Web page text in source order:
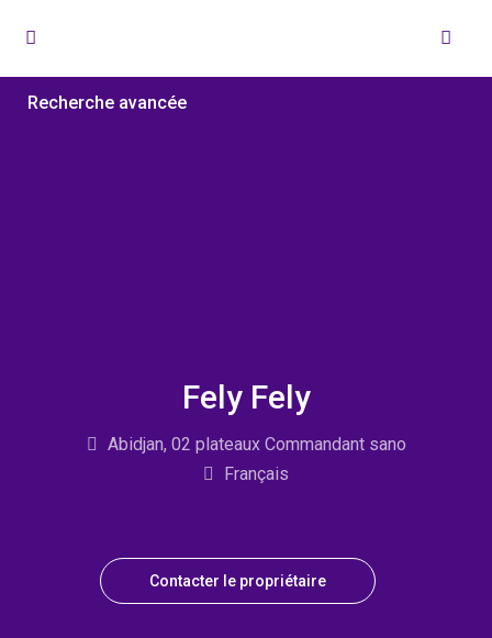
Recherche avancée
Fely Fely
Abidjan, 02 plateaux Commandant sano
Français
Contacter le propriétaire